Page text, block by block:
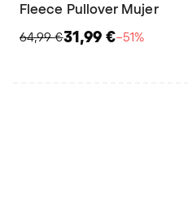
Fleece Pullover Mujer
64,99 €31,99 €−51%